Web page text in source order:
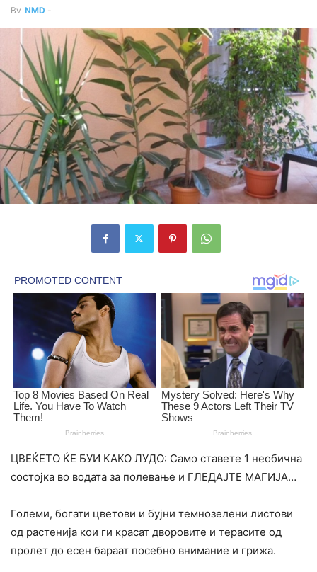
By NMD -
ЦВЕЌЕТО ЌЕ БУИ КАКО ЛУДО: Само ставете 1 необична
состојка во водата за полевање и ГЛЕДАЈТЕ МАГИЈА…
Големи, богати цветови и бујни темнозелени листови
од растенија кои ги красат дворовите и терасите од
пролет до есен бараат посебно внимание и грижа.